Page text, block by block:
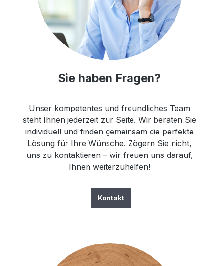
Sie haben Fragen?
Unser kompetentes und freundliches Team
steht Ihnen jederzeit zur Seite. Wir beraten Sie
individuell und finden gemeinsam die perfekte
Lösung für Ihre Wünsche. Zögern Sie nicht,
uns zu kontaktieren – wir freuen uns darauf,
Ihnen weiterzuhelfen!
Kontakt